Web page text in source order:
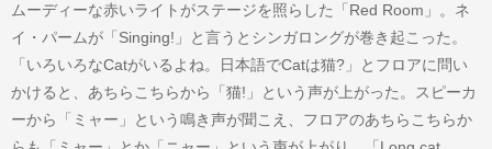
ムーディーな赤いライトがステージを照らした「Red Room」。ネ
イ・パームが「Singing!」と言うとシンガロングが巻き起こった。
「いろいろなCatがいるよね。日本語でCatは猫?」とフロアに問い
かけると、あちらこちらから「猫!」という声が上がった。スピーカ
ーから「ミャー」という鳴き声が聞こえ、フロアのあちらこちらか